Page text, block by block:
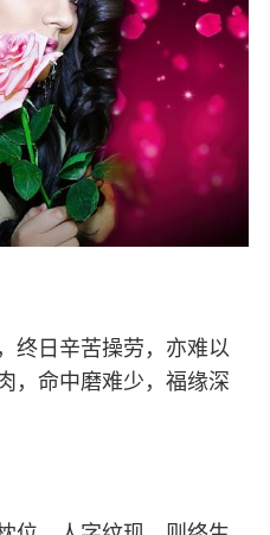
终日辛苦操劳，亦难以
，命中磨难少，福缘深